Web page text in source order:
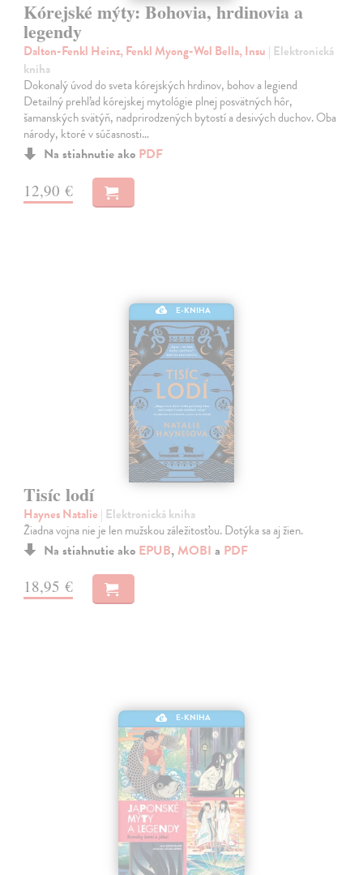
Kórejské mýty: Bohovia, hrdinovia a
legendy
Dalton-Fenkl Heinz, Fenkl Myong-Wol Bella, Insu | Elektronická
kniha
Dokonalý úvod do sveta kórejských hrdinov, bohov a legiend
Detailný prehľad kórejskej mytológie plnej posvätných hôr,
šamanských svätýň, nadprirodzených bytostí a desivých duchov. Oba
národy, ktoré v súčasnosti…
Na stiahnutie ako PDF
12,90 €
E-KNIHA
Tisíc lodí
Haynes Natalie | Elektronická kniha
Žiadna vojna nie je len mužskou záležitosťou. Dotýka sa aj žien.
Na stiahnutie ako EPUB, MOBI a PDF
18,95 €
E-KNIHA